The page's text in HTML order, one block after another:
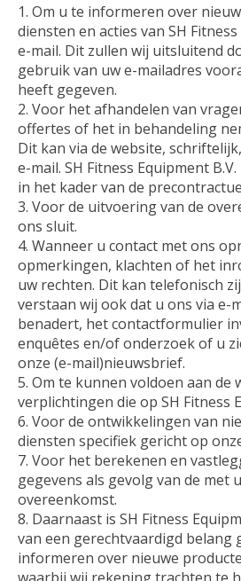
Om u te informeren over
diensten en acties van SH
e-mail. Dit zullen wij uitsluitend
gebruik van uw e-mailadres
heeft gegeven.
Voor het afhandelen van
offertes of het in behandeling
Dit kan via de website,
e-mail. SH Fitness Equipment
in het kader van de
Voor de uitvoering van de
ons sluit.
Wanneer u contact met ons
opmerkingen, klachten of het
uw rechten. Dit kan telefonisch
verstaan wij ook dat u ons via e-
benadert, het contactformulier
enquêtes en/of onderzoek of u
onze (e-mail)nieuwsbrief.
Om te kunnen voldoen aan de
verplichtingen die op SH Fitness
Voor de ontwikkelingen van
diensten specifiek gericht op
Voor het berekenen en
gegevens als gevolg van de met
overeenkomst.
Daarnaast is SH Fitness
van een gerechtvaardigd belang
informeren over nieuwe